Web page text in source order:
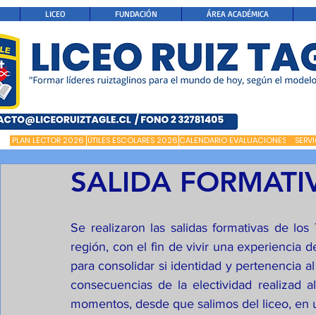
LICEO FUNDACIÓN ÁREA ACADÉMICA
PLAN LECTOR 2026 ÚTILES ESCOLARES 2026 CALENDARIO EVALUACIONES
SALIDA
Se realizaron las salidas formativas de
región, con el fin de vivir una experiencia
para consolidar si identidad y pertenencia
consecuencias de la electividad realizad
momentos, desde que salimos del liceo, en